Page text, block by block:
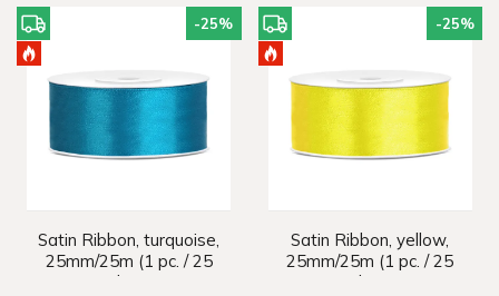
-25%
Satin Ribbon, turquoise,
25mm/25m (1 pc. / 25
lm)
-25%
Satin Ribbon, yellow,
25mm/25m (1 pc. / 25
lm)